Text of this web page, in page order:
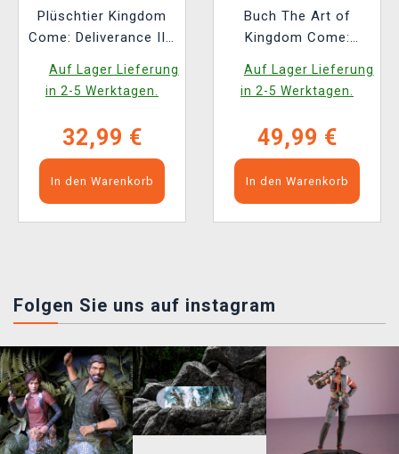
Plüschtier Kingdom
Come: Deliverance II -
Auf Lager Lieferung
in 2-5 Werktagen.
32,99 €
In den Warenkorb
Buch The Art of
Kingdom Come:
Auf Lager Lieferung
in 2-5 Werktagen.
49,99 €
In den Warenkorb
Folgen Sie uns auf instagram